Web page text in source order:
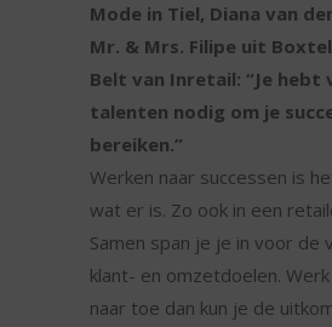
Mode in Tiel, Diana van
Mr. & Mrs. Filipe uit
Belt van Inretail: “Je hebt
talenten nodig om je
bereiken.”
Werken naar successen is
wat er is. Zo ook in een
Samen span je je in voor de
klant- en omzetdoelen.
naar toe dan kun je de